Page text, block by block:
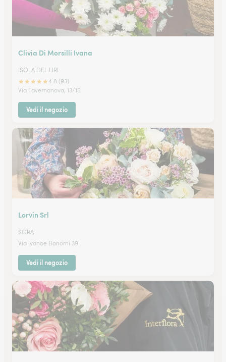
Clivia Di Morsilli Ivana
ISOLA DEL LIRI
★★★★★4.8 (93)
Via Tavernanova, 13/15
Vedi il negozio
Lorvin Srl
SORA
Via Ivanoe Bonomi 39
Vedi il negozio